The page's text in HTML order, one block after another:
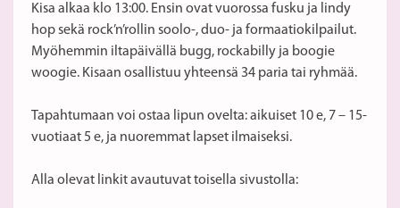
Kisa alkaa klo 13:00. Ensin ovat vuorossa fusku ja lindy
hop sekä rock’n’rollin soolo-, duo- ja formaatiokilpailut.
Myöhemmin iltapäivällä bugg, rockabilly ja boogie
woogie. Kisaan osallistuu yhteensä 34 paria tai ryhmää.
Tapahtumaan voi ostaa lipun ovelta: aikuiset 10 e, 7 – 15-
vuotiaat 5 e, ja nuoremmat lapset ilmaiseksi.
Alla olevat linkit avautuvat toisella sivustolla: